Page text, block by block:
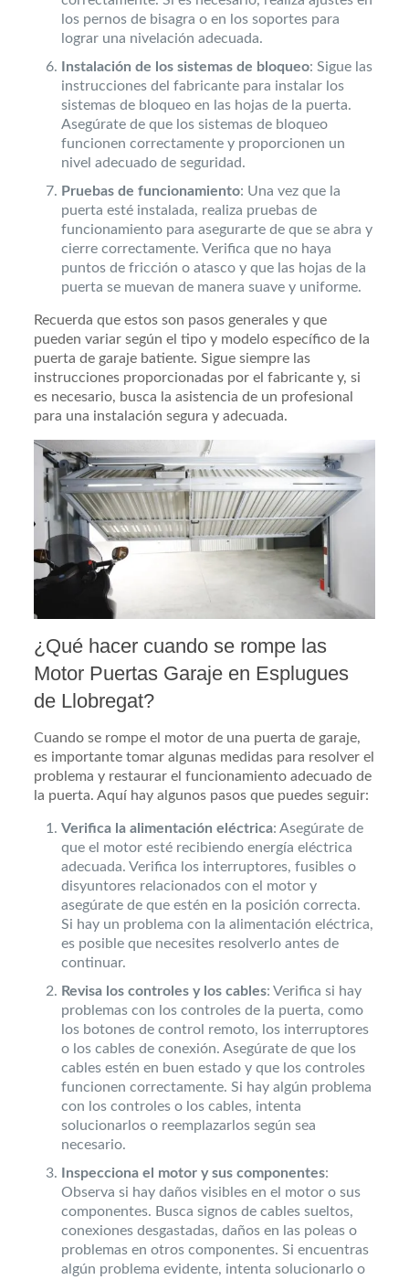
los pernos de bisagra o en los soportes para
lograr una nivelación adecuada.
Instalación de los sistemas de bloqueo: Sigue las
instrucciones del fabricante para instalar los
sistemas de bloqueo en las hojas de la puerta.
Asegúrate de que los sistemas de bloqueo
funcionen correctamente y proporcionen un
nivel adecuado de seguridad.
Pruebas de funcionamiento: Una vez que la
puerta esté instalada, realiza pruebas de
funcionamiento para asegurarte de que se abra y
cierre correctamente. Verifica que no haya
puntos de fricción o atasco y que las hojas de la
puerta se muevan de manera suave y uniforme.
Recuerda que estos son pasos generales y que
pueden variar según el tipo y modelo específico de la
puerta de garaje batiente. Sigue siempre las
instrucciones proporcionadas por el fabricante y, si
es necesario, busca la asistencia de un profesional
para una instalación segura y adecuada.
¿Qué hacer cuando se rompe las
Motor Puertas Garaje en Esplugues
de Llobregat?
Cuando se rompe el motor de una puerta de garaje,
es importante tomar algunas medidas para resolver el
problema y restaurar el funcionamiento adecuado de
la puerta. Aquí hay algunos pasos que puedes seguir:
Verifica la alimentación eléctrica: Asegúrate de
que el motor esté recibiendo energía eléctrica
adecuada. Verifica los interruptores, fusibles o
disyuntores relacionados con el motor y
asegúrate de que estén en la posición correcta.
Si hay un problema con la alimentación eléctrica,
es posible que necesites resolverlo antes de
continuar.
Revisa los controles y los cables: Verifica si hay
problemas con los controles de la puerta, como
los botones de control remoto, los interruptores
o los cables de conexión. Asegúrate de que los
cables estén en buen estado y que los controles
funcionen correctamente. Si hay algún problema
con los controles o los cables, intenta
solucionarlos o reemplazarlos según sea
necesario.
Inspecciona el motor y sus componentes:
Observa si hay daños visibles en el motor o sus
componentes. Busca signos de cables sueltos,
conexiones desgastadas, daños en las poleas o
problemas en otros componentes. Si encuentras
algún problema evidente, intenta solucionarlo o